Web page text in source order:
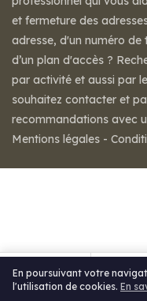
En poursuivant votre
l'utilisation de cookies. En
et fermeture des
adresse, d'un numéro de
d’un plan d'accès ?
par activité et aussi par
souhaitez contacter et
recommandations avec
Mentions légales -